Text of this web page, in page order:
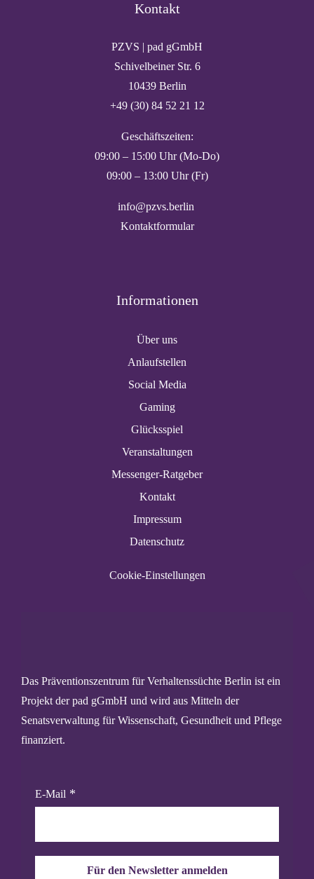
Kontakt
PZVS | pad gGmbH
Schivelbeiner Str. 6
10439 Berlin
+49 (30) 84 52 21 12
Geschäftszeiten:
09:00 – 15:00 Uhr (Mo-Do)
09:00 – 13:00 Uhr (Fr)
info@pzvs.berlin
Kontaktformular
Informationen
Über uns
Anlaufstellen
Social Media
Gaming
Glücksspiel
Veranstaltungen
Messenger-Ratgeber
Kontakt
Impressum
Datenschutz
Cookie-Einstellungen
Das Präventionszentrum für Verhaltenssüchte Berlin ist ein
Projekt der pad gGmbH und wird aus Mitteln der
Senatsverwaltung für Wissenschaft, Gesundheit und Pflege
finanziert.
E-Mail
Für den Newsletter anmelden